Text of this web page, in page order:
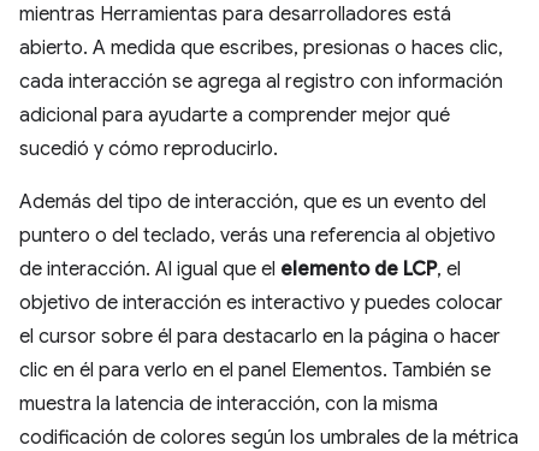
mientras Herramientas para desarrolladores está
abierto. A medida que escribes, presionas o haces clic,
cada interacción se agrega al registro con información
adicional para ayudarte a comprender mejor qué
sucedió y cómo reproducirlo.
Además del tipo de interacción, que es un evento del
puntero o del teclado, verás una referencia al objetivo
de interacción. Al igual que el elemento de LCP, el
objetivo de interacción es interactivo y puedes colocar
el cursor sobre él para destacarlo en la página o hacer
clic en él para verlo en el panel Elementos. También se
muestra la latencia de interacción, con la misma
codificación de colores según los umbrales de la métrica